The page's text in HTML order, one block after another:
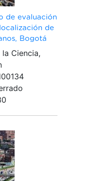
de evaluación
de
Bogotá
Ciencia,